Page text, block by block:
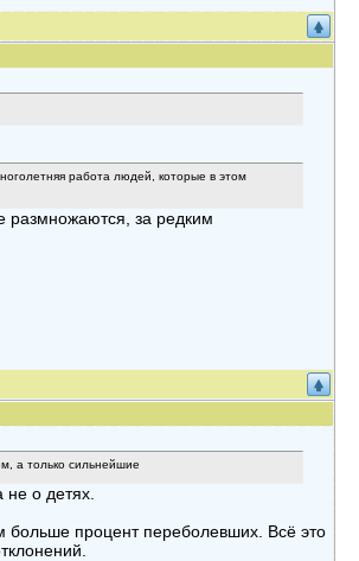
работа людей, которые в этом
размножаются, за редким
а только сильнейшие
о детях.
процент переболевших. Всё это